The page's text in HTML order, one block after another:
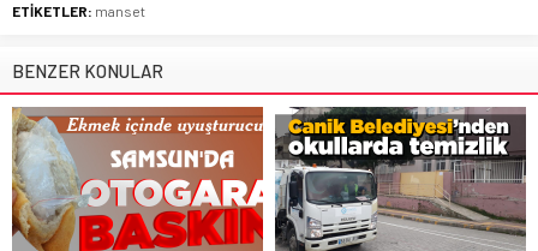
ETİKETLER: manset
BENZER KONULAR